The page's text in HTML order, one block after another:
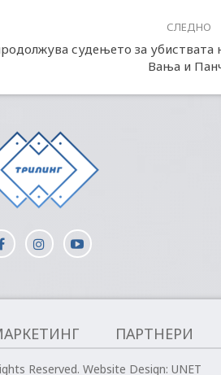
СЛЕДНО
судењето за убиствата
Вања и
ПАРТНЕРИ
Reserved. Website Design: UNET